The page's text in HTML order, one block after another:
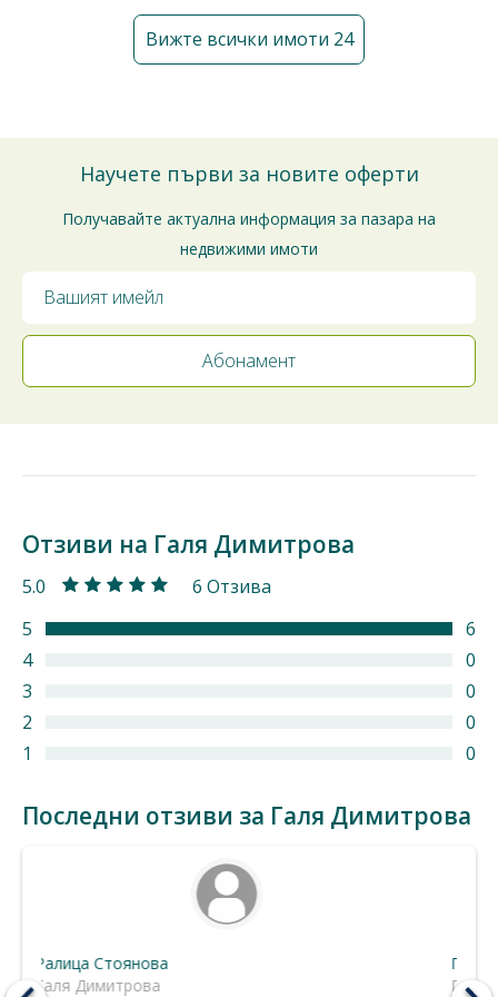
Вижте всички имоти 24
Научете първи за новите оферти
Получавайте актуална информация за пазара на
недвижими имоти
Отзиви на Галя Димитрова
5.0
6 Отзива
5
6
4
0
3
0
2
0
1
0
Последни отзиви за Галя Димитрова
Георги Иванов
Галя Димитрова